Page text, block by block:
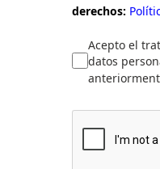
derechos:
Acepto el
datos